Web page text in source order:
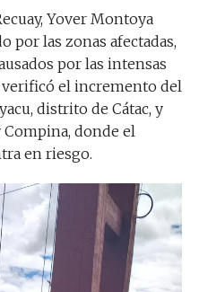
Yover Montoya
por las zonas afectadas,
por las intensas
verificó el incremento del
distrito de Cátac, y
Compina, donde el
en riesgo.